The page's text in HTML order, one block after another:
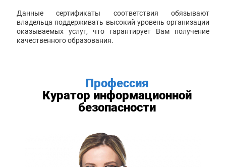
Данные сертификаты соответствия обязывают
владельца поддерживать высокий уровень организации
оказываемых услуг, что гарантирует Вам получение
качественного образования.
Профессия
Куратор информационной
безопасности